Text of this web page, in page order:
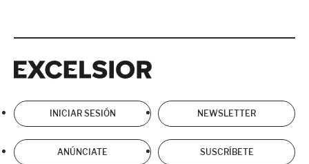
INICIAR SESIÓN NEWSLETTER
ANÚNCIATE SUSCRÍBETE